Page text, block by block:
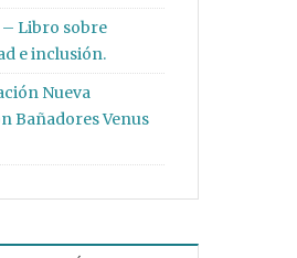
Libro sobre
e inclusión.
Nueva
Bañadores Venus